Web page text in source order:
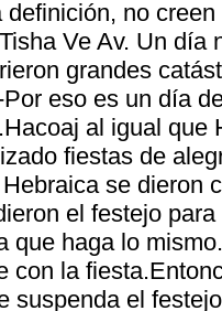
no
Ve Av. Un
grandes
eso es un día
al igual que
fiestas de
se dieron
el festejo
que haga lo
con la
suspenda el